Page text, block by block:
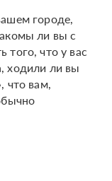
городе,
ли вы с
того, что у вас
ходили ли вы
что вам,